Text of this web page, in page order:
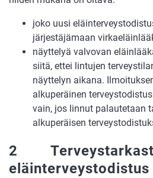
joko uusi
järjestäjämaan
näyttelyä valvovan
siitä, ettei lintujen
näyttelyn aikana.
alkuperäinen
vain, jos linnut palautetaan
alkuperäisen
2
eläinterveystodistus